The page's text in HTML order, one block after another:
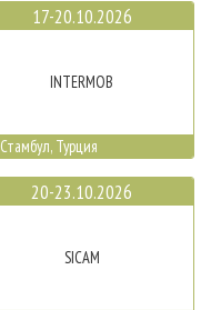
17-20.10.2026
INTERMOB
Стамбул, Турция
20-23.10.2026
SICAM